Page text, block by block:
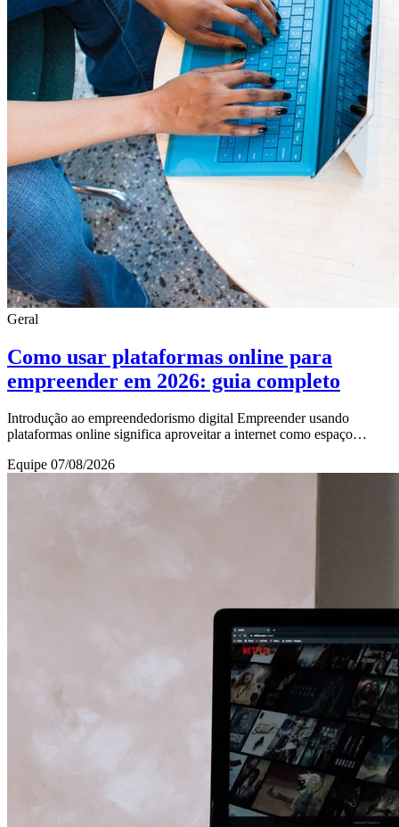
Geral
Como usar plataformas online para
empreender em 2026: guia completo
Introdução ao empreendedorismo digital Empreender usando
plataformas online significa aproveitar a internet como espaço
Equipe 07/08/2026